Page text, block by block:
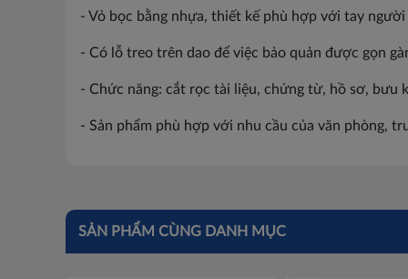
- Vỏ bọc bằng nhựa, thiết kế phù hợp với tay
- Có lỗ treo trên dao để việc bảo quản được gọn
- Chức năng: cắt rọc tài liệu, chứng từ, hồ sơ, bưu
- Sản phẩm phù hợp với nhu cầu của văn phòng,
SẢN PHẨM CÙNG DANH MỤC